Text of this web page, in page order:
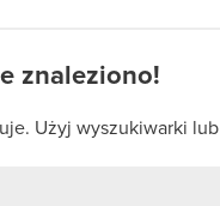
znaleziono!
Użyj wyszukiwarki lub